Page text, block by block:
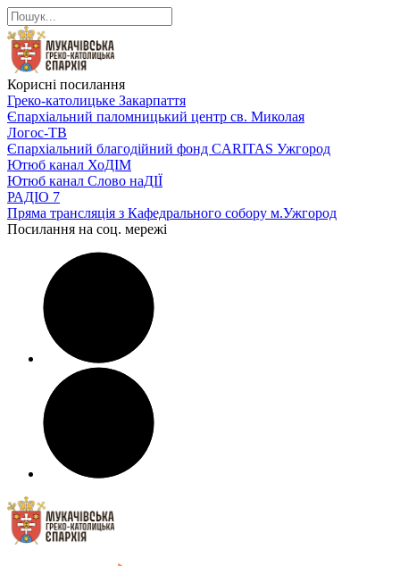
Корисні посилання
Греко-католицьке Закарпаття
Єпархіальний паломницький центр св. Миколая
Логос-ТВ
Єпархіальний благодійний фонд CARITAS Ужгород
Ютюб канал ХоДІМ
Ютюб канал Слово наДІЇ
РАДІО 7
Пряма трансляція з Кафедрального собору м.Ужгород
Посилання на соц. мережі